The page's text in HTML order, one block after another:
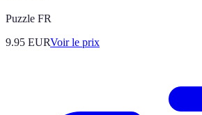
Puzzle FR
9.95 EURVoir le prix